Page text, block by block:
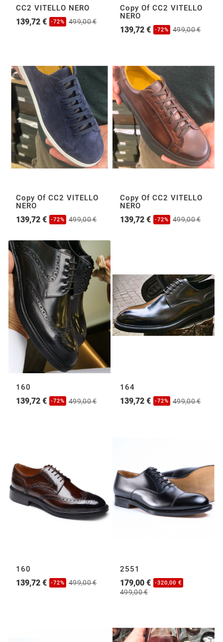
CC2 VITELLO NERO
139,72 € -72% 499,00 €
Copy Of CC2 VITELLO
NERO
139,72 € -72% 499,00 €
Copy Of CC2 VITELLO
NERO
139,72 € -72% 499,00 €
Copy Of CC2 VITELLO
NERO
139,72 € -72% 499,00 €
160
139,72 € -72% 499,00 €
164
139,72 € -72% 499,00 €
160
139,72 € -72% 499,00 €
2551
179,00 € -320,00 €
499,00 €